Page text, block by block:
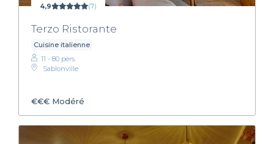
4,9 (7)
Terzo Ristorante
Cuisine italienne
11 - 80 pers.
Sablonville
€€€ Modéré